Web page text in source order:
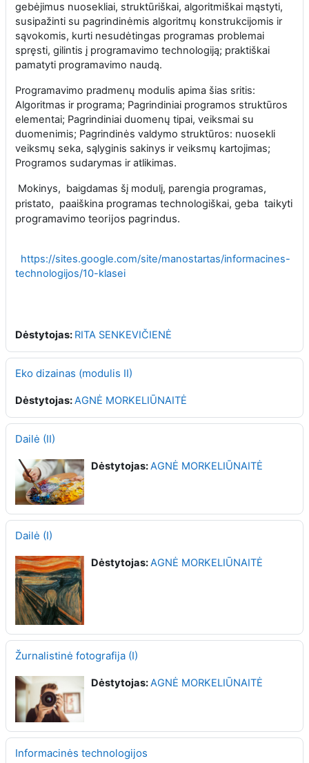
gebėjimus nuosekliai, struktūriškai, algoritmiškai mąstyti,
susipažinti su pagrindinėmis algoritmų konstrukcijomis ir
sąvokomis, kurti nesudėtingas programas problemai
spręsti, gilintis į programavimo technologiją; praktiškai
pamatyti programavimo naudą.
Programavimo pradmenų modulis apima šias sritis:
Algoritmas ir programa; Pagrindiniai programos struktūros
elementai; Pagrindiniai duomenų tipai, veiksmai su
duomenimis; Pagrindinės valdymo struktūros: nuosekli
veiksmų seka, sąlyginis sakinys ir veiksmų kartojimas;
Programos sudarymas ir atlikimas.
Mokinys, baigdamas šį modulį, parengia programas,
pristato, paaiškina programas technologiškai, geba taikyti
programavimo teorijos pagrindus.
https://sites.google.com/site/manostartas/informacines-
technologijos/10-klasei
Dėstytojas: RITA SENKEVIČIENĖ
Eko dizainas (modulis II)
Dėstytojas:AGNĖ MORKELIŪNAITĖ
Dailė (II)
Dėstytojas:AGNĖ MORKELIŪNAITĖ
Dailė (I)
Dėstytojas:AGNĖ MORKELIŪNAITĖ
Žurnalistinė fotografija (I)
Dėstytojas:AGNĖ MORKELIŪNAITĖ
Informacinės technologijos